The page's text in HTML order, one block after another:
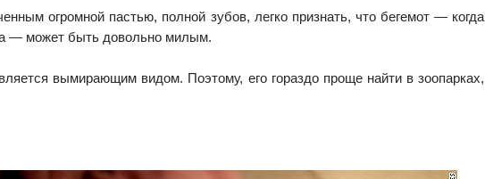
огромной пастью, полной зубов, легко признать, что бегемот — когда
— может быть довольно милым.
вымирающим видом. Поэтому, его гораздо проще найти в зоопарках,